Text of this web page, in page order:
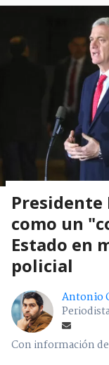
Presidente
como un
Estado en
policial
Antonio
Con información de